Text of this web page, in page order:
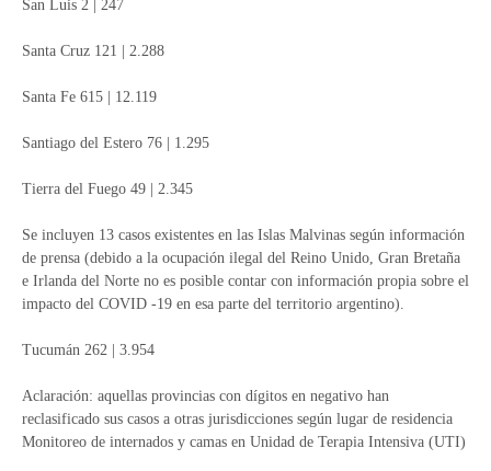
San Luis 2 | 247
Santa Cruz 121 | 2.288
Santa Fe 615 | 12.119
Santiago del Estero 76 | 1.295
Tierra del Fuego 49 | 2.345
Se incluyen 13 casos existentes en las Islas Malvinas según información
de prensa (debido a la ocupación ilegal del Reino Unido, Gran Bretaña
e Irlanda del Norte no es posible contar con información propia sobre el
impacto del COVID -19 en esa parte del territorio argentino).
Tucumán 262 | 3.954
Aclaración: aquellas provincias con dígitos en negativo han
reclasificado sus casos a otras jurisdicciones según lugar de residencia
Monitoreo de internados y camas en Unidad de Terapia Intensiva (UTI)